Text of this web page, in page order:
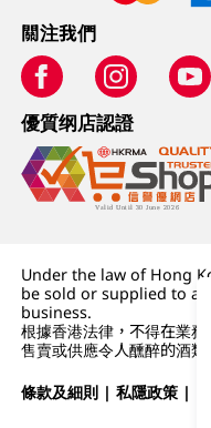
關注我們
優質纲店認證
Under the law of Hong
be sold or supplied to a
business.
根據香港法律，不得在業務
售賣或供應令人醺醉的酒類
條款及細則 |私隱政策 |